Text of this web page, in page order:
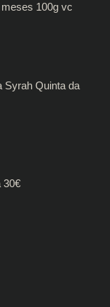
100g vc
Syrah Quinta da
30€